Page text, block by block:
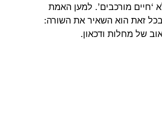
‘חיים מורכבים’. למען האמת
זאת הוא השאיר את השורה:
של מחלות ודכאון.